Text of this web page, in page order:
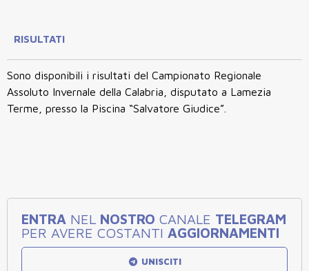
RISULTATI
Sono disponibili i risultati del Campionato Regionale
Assoluto Invernale della Calabria , disputato a Lamezia
Terme , presso la Piscina “Salvatore Giudice”.
ENTRA NEL NOSTRO CANALE TELEGRAM
PER AVERE COSTANTI AGGIORNAMENTI
UNISCITI